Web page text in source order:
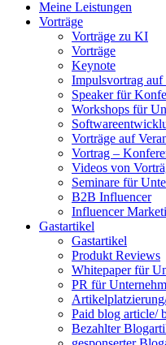
Meine Leistungen
Vorträge
Vorträge zu KI
Vorträge
Keynote
Impulsvortrag auf
Speaker für
Workshops für
Vorträge auf
Vortrag –
Videos von
Seminare für
B2B Influencer
Influencer
Gastartikel
Gastartikel
Produkt Reviews
Whitepaper für
PR für
Paid blog article/
Bezahlter